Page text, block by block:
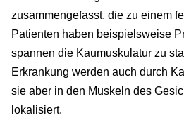
zusammengefasst, die zu einem
Patienten haben beispielsweise
spannen die Kaumuskulatur zu
Erkrankung werden auch durch
sie aber in den Muskeln des
lokalisiert.